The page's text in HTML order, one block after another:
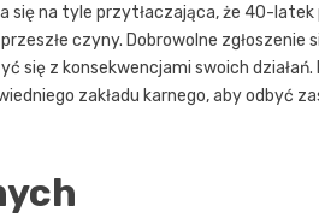
się na tyle przytłaczająca, że 40-
czyny. Dobrowolne zgłoszenie
się z konsekwencjami swoich
zakładu karnego, aby odbyć